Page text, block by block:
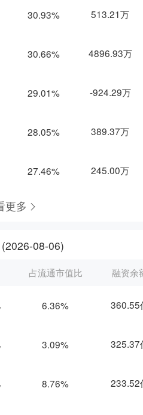
30.93% 513.21万
30.66% 4896.93万
29.01% -924.29万
28.05% 389.37万
27.46% 245.00万
更多
(2026-08-06)
占流通市值比 融资余
6.36% 360.55
3.09% 325.37
8.76% 233.52